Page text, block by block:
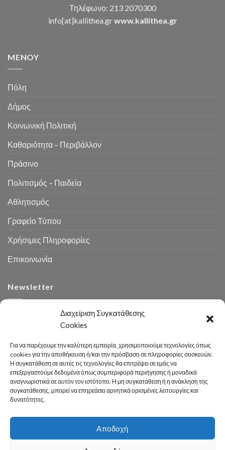
Διαχείριση Συγκατάθεσης
Cookies
Για να παρέχουμε την καλύτερη εμπειρία, χρησιμοποιούμε τεχνολογίες όπως
cookies για την αποθήκευση ή/και την πρόσβαση σε πληροφορίες συσκευών.
Η συγκατάθεση σε αυτές τις τεχνολογίες θα επιτρέψει σε εμάς να
επεξεργαστούμε δεδομένα όπως συμπεριφορά περιήγησης ή μοναδικά
αναγνωριστικά σε αυτόν τον ιστότοπο. Η μη συγκατάθεση ή η ανάκληση της
συγκατάθεσης, μπορεί να επηρεάσει αρνητικά ορισμένες λειτουργίες και
δυνατότητες.
Αποδοχή
Τηλέφωνο: 213 2070300
info[at]kallithea.grwww.kallithea.gr
MENOY
Πόλη
Δήμος
Κοινωνική Πολιτική
Καθαριότητα – Περιβάλλον
Πράσινο
Πολιτισμός – Παιδεία
Αθλητισμός
Γραφείο Τύπου
Χρήσιμες Πληροφορίες
Επικοινωνία
Newsletter
Αναζήτηση
Developed 2026 by